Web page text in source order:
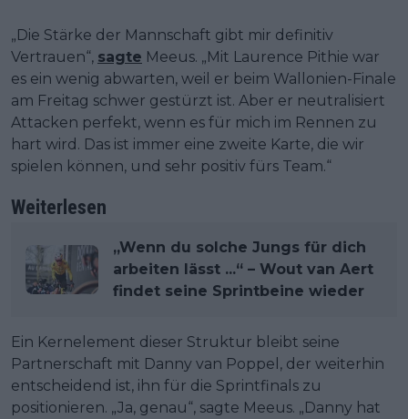
„Die Stärke der Mannschaft gibt mir definitiv
Vertrauen“, sagte Meeus. „Mit Laurence Pithie war
es ein wenig abwarten, weil er beim Wallonien-Finale
am Freitag schwer gestürzt ist. Aber er neutralisiert
Attacken perfekt, wenn es für mich im Rennen zu
hart wird. Das ist immer eine zweite Karte, die wir
spielen können, und sehr positiv fürs Team.“
Weiterlesen
„Wenn du solche Jungs für dich
arbeiten lässt ...“ – Wout van Aert
findet seine Sprintbeine wieder
Ein Kernelement dieser Struktur bleibt seine
Partnerschaft mit Danny van Poppel, der weiterhin
entscheidend ist, ihn für die Sprintfinals zu
positionieren. „Ja, genau“, sagte Meeus. „Danny hat